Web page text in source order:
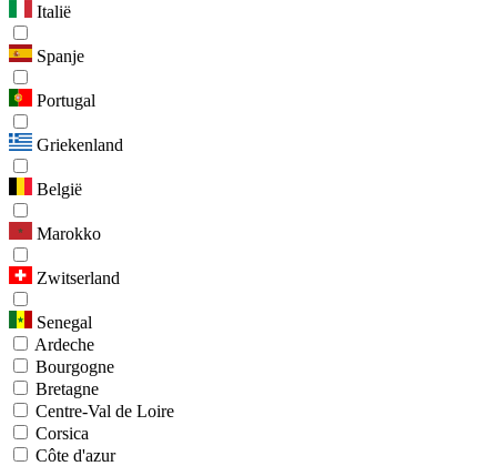
Italië
Spanje
Portugal
Griekenland
België
Marokko
Zwitserland
Senegal
Ardeche
Bourgogne
Bretagne
Centre-Val de Loire
Corsica
Côte d'azur